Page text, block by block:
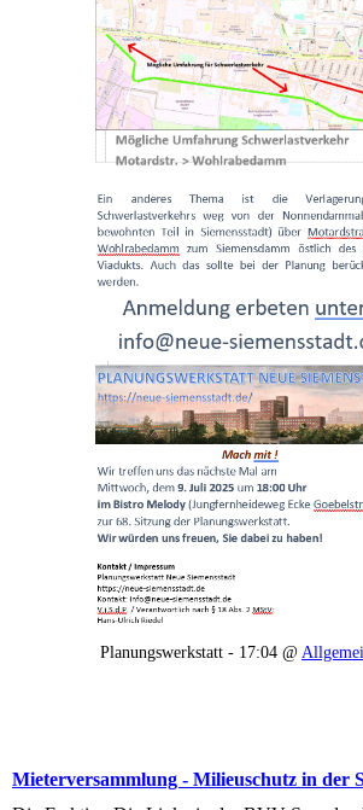
Planungswerkstatt - 17:04 @
Mieterversammlung - Milieuschutz in der